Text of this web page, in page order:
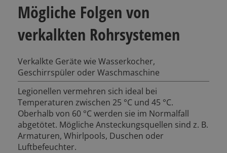
Mögliche Folgen von
verkalkten Rohrsystemen
Verkalkte Geräte wie Wasserkocher,
Geschirrspüler oder Waschmaschine
Legionellen vermehren sich ideal bei
Temperaturen zwischen 25 °C und 45 °C.
Oberhalb von 60 °C werden sie im Normalfall
abgetötet. Mögliche Ansteckungsquellen sind z. B.
Armaturen, Whirlpools, Duschen oder
Luftbefeuchter.